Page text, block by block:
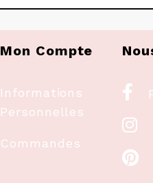
Mon Compte
Informations
Personnelles
Commandes


